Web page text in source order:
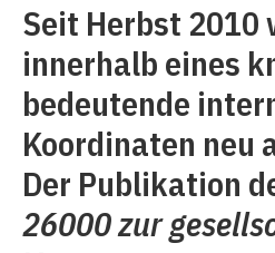
Seit Herbst 2010
innerhalb eines
bedeutende
Koordinaten neu
Der Publikation
26000 zur